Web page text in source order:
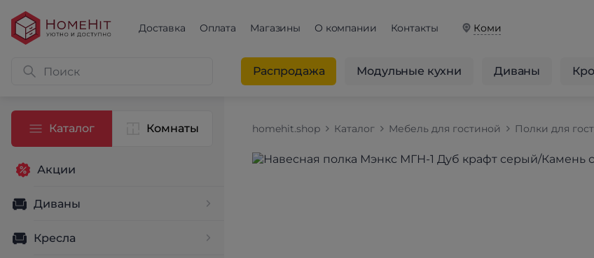
Доставка Оплата Магазины О компании Контакты Коми
Распродажа Модульные кухни Диваны
Каталог Комнаты
Акции
Диваны
Кресла
homehit.shop Каталог Мебель для гостиной Полки для